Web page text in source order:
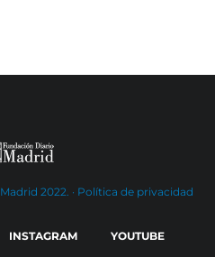
2022. · Política de privacidad
INSTAGRAM YOUTUBE